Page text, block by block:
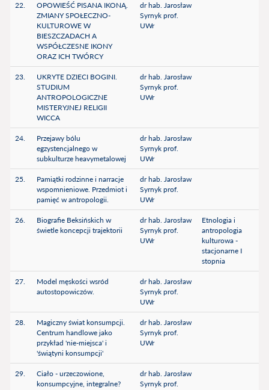
22.
OPOWIEŚĆ PISANA IKONĄ.
ZMIANY SPOŁECZNO-
KULTUROWE W
BIESZCZADACH A
WSPÓŁCZESNE IKONY
ORAZ ICH TWÓRCY
dr hab. Jarosław
Syrnyk prof.
UWr
23.
UKRYTE DZIECI BOGINI.
STUDIUM
ANTROPOLOGICZNE
MISTERYJNEJ RELIGII
WICCA
dr hab. Jarosław
Syrnyk prof.
UWr
24.
Przejawy bólu
egzystencjalnego w
subkulturze heavymetalowej
dr hab. Jarosław
Syrnyk prof.
UWr
25.
Pamiątki rodzinne i narracje
wspomnieniowe. Przedmiot i
pamięć w antropologii.
dr hab. Jarosław
Syrnyk prof.
UWr
26.
Biografie Beksińskich w
świetle koncepcji trajektorii
dr hab. Jarosław
Syrnyk prof.
UWr
Etnologia i
antropologia
kulturowa -
stacjonarne I
stopnia
27.
Model męskości wsród
autostopowiczów.
dr hab. Jarosław
Syrnyk prof.
UWr
28.
Magiczny świat konsumpcji.
Centrum handlowe jako
przykład 'nie-miejsca' i
'świątyni konsumpcji'
dr hab. Jarosław
Syrnyk prof.
UWr
29.
Ciało - urzeczowione,
konsumpcyjne, integralne?
dr hab. Jarosław
Syrnyk prof.